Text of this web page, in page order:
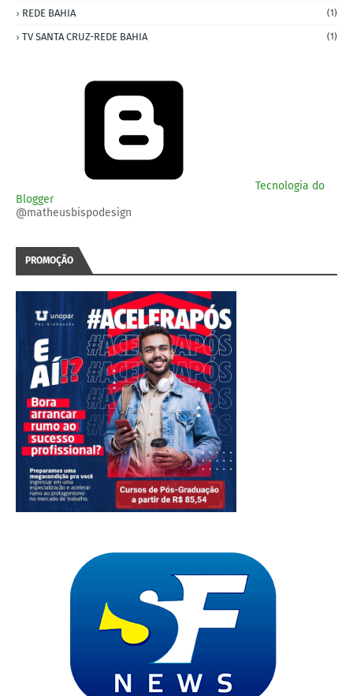
REDE BAHIA (1)
TV SANTA CRUZ-REDE BAHIA (1)
Tecnologia do
Blogger
@matheusbispodesign
PROMOÇÃO